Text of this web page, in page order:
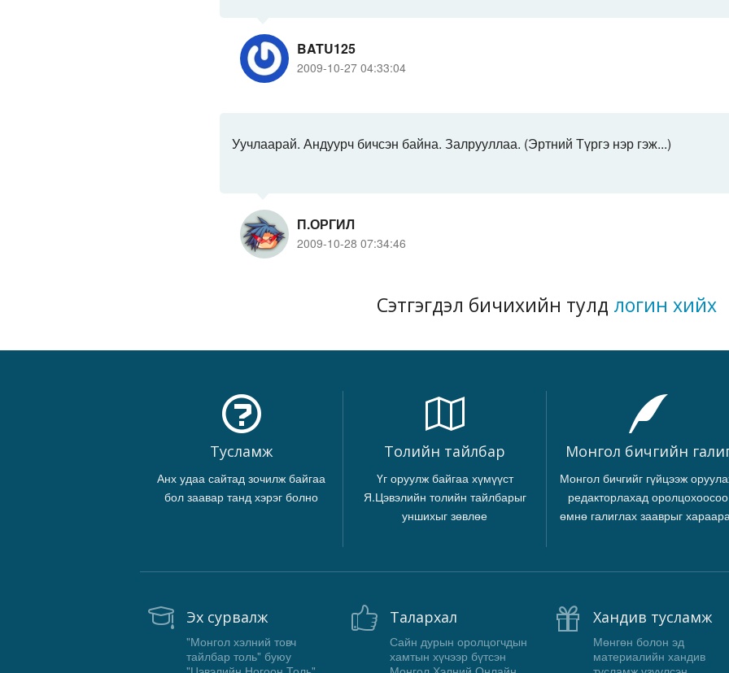
BATU125
2009-10-27 04:33:04
Уучлаарай. Андуурч бичсэн байна. Залрууллаа. (Эртний Түргэ нэр гэж...)
П.ОРГИЛ
2009-10-28 07:34:46
Сэтгэгдэл бичихийн тулд логин хийх
Тусламж
Анх удаа сайтад зочилж байгаа
бол заавар танд хэрэг болно
Толийн тайлбар
Үг оруулж байгаа хүмүүст
Я.Цэвэлийн толийн тайлбарыг
уншихыг зөвлөе
Монгол бичгийн
Монгол бичгийг гүйцээж
редакторлахад оролцохоосоо
өмнө галиглах зааврыг
Эх сурвалж
"Монгол хэлний товч
тайлбар толь" буюу
Талархал
Сайн дурын оролцогчдын
хамтын хүчээр бүтсэн
Хандив тусламж
Мөнгөн болон эд
материалийн хандив